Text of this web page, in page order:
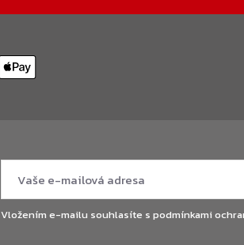
Vložením e-mailu souhlasíte s podmínkami